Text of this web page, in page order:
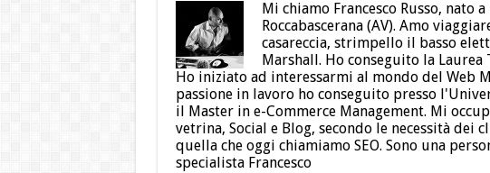
Mi chiamo Francesco Russo, nato
Roccabascerana (AV). Amo
casareccia, strimpello il basso
Marshall. Ho conseguito la
Ho iniziato ad interessarmi al mondo del Web
passione in lavoro ho conseguito presso
il Master in e-Commerce Management. Mi
vetrina, Social e Blog, secondo le necessità
quella che oggi chiamiamo SEO. Sono una
specialista Francesco